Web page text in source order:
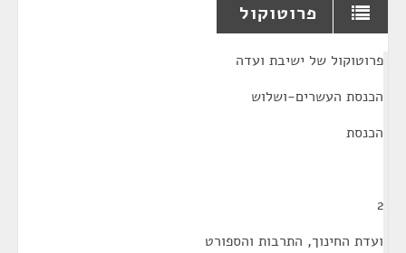
פרוטוקול
פרוטוקול של ישיבת ועדה
הכנסת העשרים-ושלוש
הכנסת
2
ועדת החינוך, התרבות והספורט